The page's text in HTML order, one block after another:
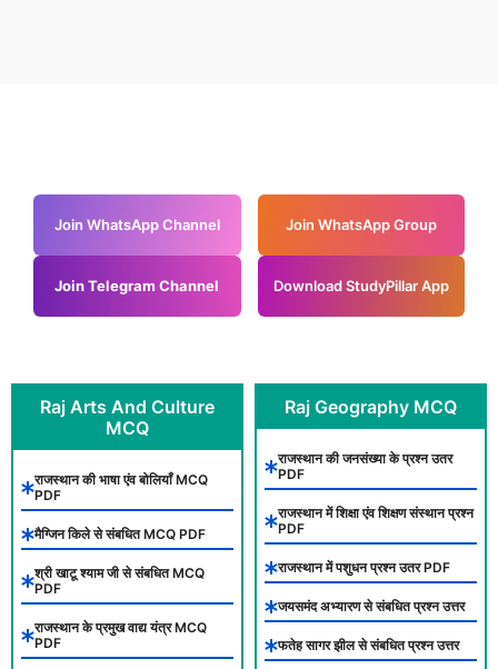
Join WhatsApp Channel Join WhatsApp Group
Join Telegram Channel Download StudyPillar App
Raj Arts And Culture
MCQ
राजस्थान की भाषा एंव बोलियाँ MCQ
PDF
मैग्जिन किले से संबधित MCQ PDF
श्री खाटू श्याम जी से संबधित MCQ
PDF
राजस्थान के प्रमुख वाद्य यंत्र MCQ
PDF
Raj Geography MCQ
राजस्थान की जनसंख्या के प्रश्न उतर
PDF
राजस्थान में शिक्षा एंव शिक्षण संस्थान प्रश्न
PDF
राजस्थान में पशुधन प्रश्न उतर PDF
जयसमंद अभ्यारण से संबधित प्रश्न उत्तर
फतेह सागर झील से संबधित प्रश्न उत्तर